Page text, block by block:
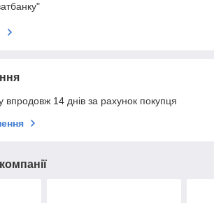
впродовж 14 днів за рахунок покупця